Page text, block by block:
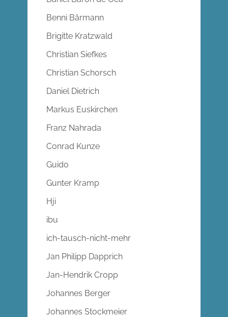
Benni Bärmann
Brigitte Kratzwald
Christian Siefkes
Christian Schorsch
Daniel Dietrich
Markus Euskirchen
Franz Nahrada
Conrad Kunze
Guido
Gunter Kramp
Hji
ibu
ich-tausch-nicht-mehr
Jan Philipp Dapprich
Jan-Hendrik Cropp
Johannes Berger
Johannes Stockmeier